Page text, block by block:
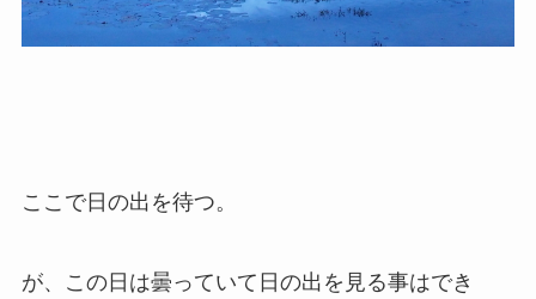
ここで日の出を待つ。
が、この日は曇っていて日の出を見る事はでき